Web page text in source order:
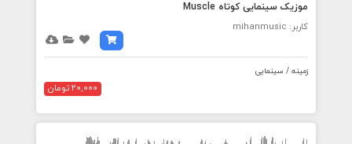
موزیک سینمایی کوتاه Muscle
کاربر: mihanmusic
زمینه / سینمایی
20,000 تومان